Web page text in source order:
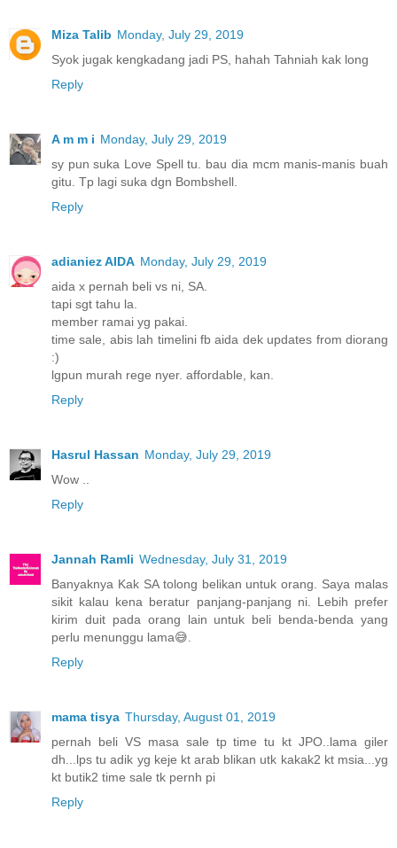
Miza Talib Monday, July 29, 2019
Syok jugak kengkadang jadi PS, hahah Tahniah kak long
Reply
A m m i Monday, July 29, 2019
sy pun suka Love Spell tu. bau dia mcm manis-manis buah
gitu. Tp lagi suka dgn Bombshell.
Reply
adianiez AIDA Monday, July 29, 2019
aida x pernah beli vs ni, SA.
tapi sgt tahu la.
member ramai yg pakai.
time sale, abis lah timelini fb aida dek updates from diorang
:)
lgpun murah rege nyer. affordable, kan.
Reply
Hasrul Hassan Monday, July 29, 2019
Wow ..
Reply
Jannah Ramli Wednesday, July 31, 2019
Banyaknya Kak SA tolong belikan untuk orang. Saya malas
sikit kalau kena beratur panjang-panjang ni. Lebih prefer
kirim duit pada orang lain untuk beli benda-benda yang
perlu menunggu lama😅.
Reply
mama tisya Thursday, August 01, 2019
pernah beli VS masa sale tp time tu kt JPO..lama giler
dh...lps tu adik yg keje kt arab blikan utk kakak2 kt msia...yg
kt butik2 time sale tk pernh pi
Reply